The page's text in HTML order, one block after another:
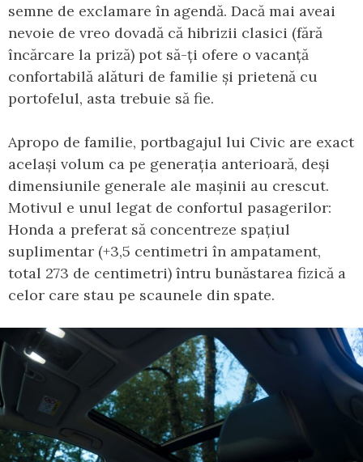
semne de exclamare în agendă. Dacă mai aveai
nevoie de vreo dovadă că hibrizii clasici (fără
încărcare la priză) pot să-ți ofere o vacanță
confortabilă alături de familie și prietenă cu
portofelul, asta trebuie să fie.
Apropo de familie, portbagajul lui Civic are exact
același volum ca pe generația anterioară, deși
dimensiunile generale ale mașinii au crescut.
Motivul e unul legat de confortul pasagerilor:
Honda a preferat să concentreze spațiul
suplimentar (+3,5 centimetri în ampatament,
total 273 de centimetri) întru bunăstarea fizică a
celor care stau pe scaunele din spate.